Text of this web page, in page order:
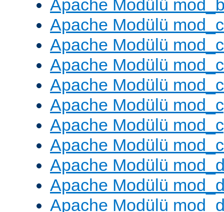
Apache Modülü
Apache Modülü
Apache Modülü
Apache Modülü
Apache Modülü
Apache Modülü
Apache Modülü
Apache Modülü
Apache Modülü
Apache Modülü
Apache Modülü